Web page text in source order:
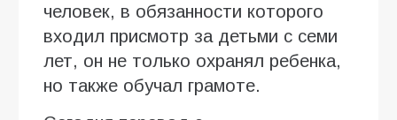
человек, в обязанности которого
входил присмотр за детьми с семи
лет, он не только охранял ребенка,
но также обучал грамоте.